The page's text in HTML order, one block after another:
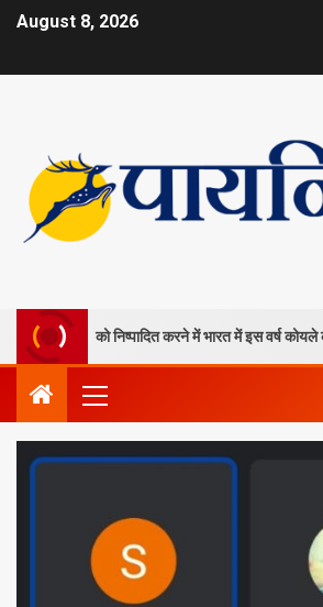
August 8, 2026
खदानों को निष्पादित करने में भारत में इस वर्ष कोयले की कमी